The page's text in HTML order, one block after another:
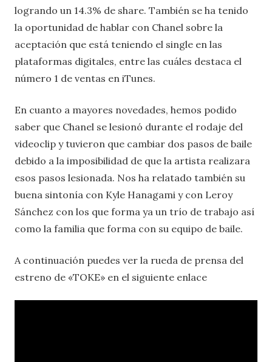
logrando un 14.3% de share. También se ha tenido
la oportunidad de hablar con Chanel sobre la
aceptación que está teniendo el single en las
plataformas digitales, entre las cuáles destaca el
número 1 de ventas en iTunes.
En cuanto a mayores novedades, hemos podido
saber que Chanel se lesionó durante el rodaje del
videoclip y tuvieron que cambiar dos pasos de baile
debido a la imposibilidad de que la artista realizara
esos pasos lesionada. Nos ha relatado también su
buena sintonía con Kyle Hanagami y con Leroy
Sánchez con los que forma ya un trío de trabajo así
como la familia que forma con su equipo de baile.
A continuación puedes ver la rueda de prensa del
estreno de «TOKE» en el siguiente enlace